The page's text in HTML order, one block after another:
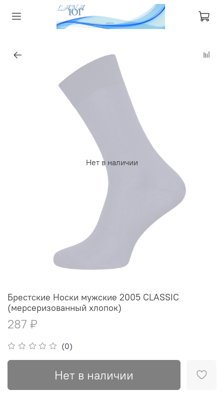
Нет в наличии
(0)
Брестские Носки мужские 2005 CLASSIC
(мерсеризованный хлопок)
287 ₽
Нет в наличии